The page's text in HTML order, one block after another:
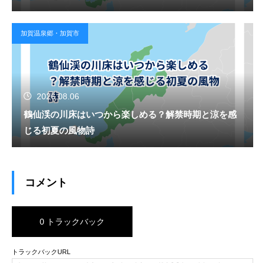
加賀温泉郷・加賀市
2026.08.06
鶴仙渓の川床はいつから楽しめる？解禁時期と涼を感
じる初夏の風物詩
コメント
0 トラックバック
トラックバックURL